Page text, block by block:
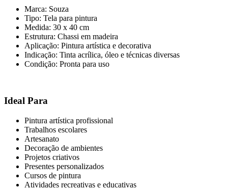
Marca: Souza
Tipo: Tela para pintura
Medida: 30 x 40 cm
Estrutura: Chassi em madeira
Aplicação: Pintura artística e decorativa
Indicação: Tinta acrílica, óleo e técnicas diversas
Condição: Pronta para uso
Ideal Para
Pintura artística profissional
Trabalhos escolares
Artesanato
Decoração de ambientes
Projetos criativos
Presentes personalizados
Cursos de pintura
Atividades recreativas e educativas